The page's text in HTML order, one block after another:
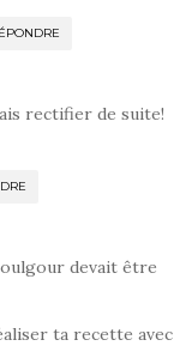
rectifier de suite!
devait être
ta recette avec